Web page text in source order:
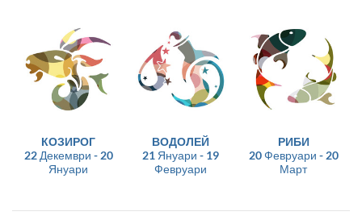
КОЗИРОГ
22 Декември - 20
Януари
ВОДОЛЕЙ
21 Януари - 19
Февруари
РИБИ
20 Февруари - 20
Март